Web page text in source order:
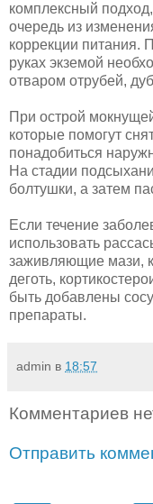
комплексный
очередь из
коррекции питания.
руках экземой
отваром отрубей,
При острой
которые помогут
понадобиться
На стадии
болтушки, а затем
Если течение
использовать
заживляющие мази,
деготь,
быть добавлены
препараты.
admin в 18:57
Комментариев
Отправить